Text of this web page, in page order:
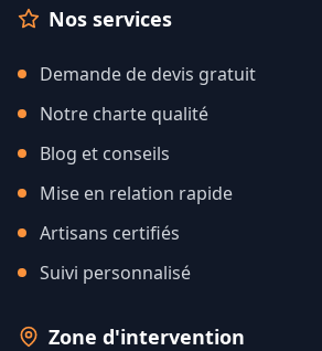
Nos services
Demande de devis gratuit
Notre charte qualité
Blog et conseils
Mise en relation rapide
Artisans certifiés
Suivi personnalisé
Zone d'intervention